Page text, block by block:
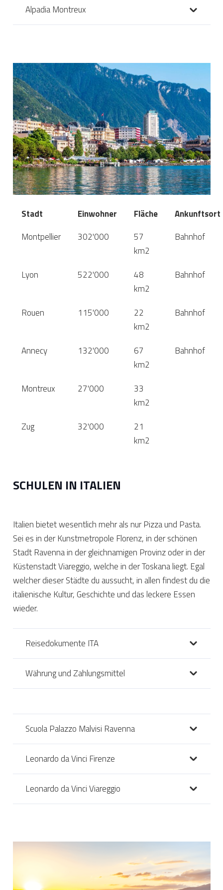
Alpadia Montreux
Stadt Einwohner Fläche
Ankunftsort
Montpellier
302'000
57
km2
Bahnhof
Lyon 522'000
48
km2
Bahnhof
Rouen 115'000
22
km2
Bahnhof
Annecy 132'000
67
km2
Bahnhof
Montreux 27'000
33
km2
Zug
32'000
21
km2
SCHULEN IN ITALIEN
Italien bietet wesentlich mehr als nur Pizza und Pasta.
Sei es in der Kunstmetropole Florenz, in der schönen
Stadt Ravenna in der gleichnamigen Provinz oder in der
Küstenstadt Viareggio, welche in der Toskana liegt. Egal
welcher dieser Städte du aussucht, in allen findest du die
italienische Kultur, Geschichte und das leckere Essen
wieder.
Reisedokumente ITA
Währung und Zahlungsmittel
Scuola Palazzo Malvisi Ravenna
Leonardo da Vinci Firenze
Leonardo da Vinci Viareggio